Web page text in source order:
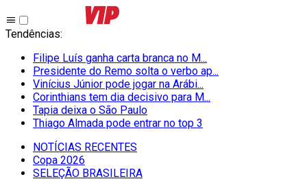
Tendências:
Filipe Luís ganha carta branca no M...
Presidente do Remo solta o verbo ap...
Vinícius Júnior pode jogar na Arábi...
Corinthians tem dia decisivo para M...
Tapia deixa o São Paulo
Thiago Almada pode entrar no top 3
NOTÍCIAS RECENTES
Copa 2026
SELEÇÃO BRASILEIRA